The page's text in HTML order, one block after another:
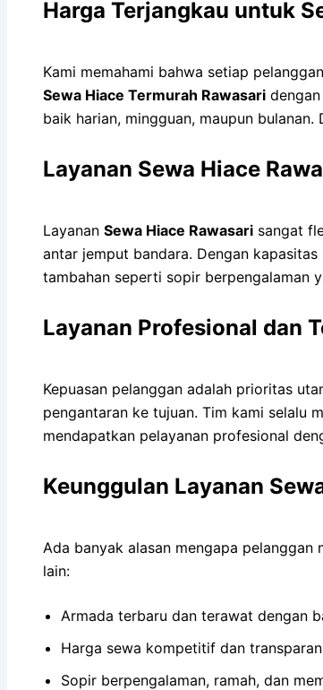
Harga Terjangkau untuk
Kami memahami bahwa setiap
Sewa Hiace Termurah Rawasari
baik harian, mingguan, maupun
Layanan Sewa Hiace
Layanan Sewa Hiace Rawasari sangat
antar jemput bandara. Dengan
tambahan seperti sopir berpengalaman
Layanan Profesional dan
Kepuasan pelanggan adalah prioritas
pengantaran ke tujuan. Tim kami selalu
mendapatkan pelayanan profesional
Keunggulan Layanan
Ada banyak alasan mengapa
lain:
Armada terbaru dan terawat dengan
Harga sewa kompetitif dan
Sopir berpengalaman, ramah, dan